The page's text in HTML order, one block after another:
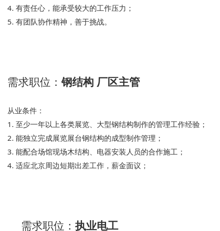
4. 有责任心，能承受较大的工作压力；
5. 有团队协作精神，善于挑战。
需求职位：钢结构 厂区主管
从业条件：
1. 至少一年以上各类展览、大型钢结构制作的管理工作经验；
2. 能独立完成展览展台钢结构的成型制作管理；
3. 能配合场馆现场木结构、电器安装人员的合作施工；
4. 适应北京周边短期出差工作，薪金面议；
需求职位： 执业电工